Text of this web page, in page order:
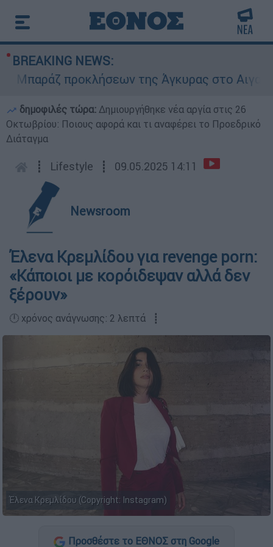
BREAKING NEWS:
προκλήσεων της Άγκυρας στο Αιγαίο:
δημοφιλές τώρα: Δημιουργήθηκε νέα αργία στις 26
Οκτωβρίου: Ποιους αφορά και τι αναφέρει το Προεδρικό
Διάταγμα
┋ Lifestyle ┋ 09.05.2025 14:11
Newsroom
Έλενα Κρεμλίδου για revenge porn:
«Κάποιοι με κορόιδεψαν αλλά δεν
ξέρουν»
🕛 χρόνος ανάγνωσης: 2 λεπτά ┋
Έλενα Κρεμλίδου (Copyright: Instagram)
Προσθέστε το ΕΘΝΟΣ στη Google